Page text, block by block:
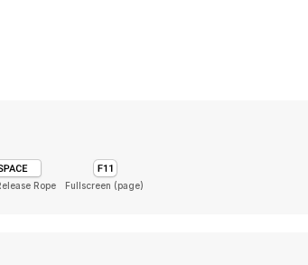
Rope Fullscreen (page)